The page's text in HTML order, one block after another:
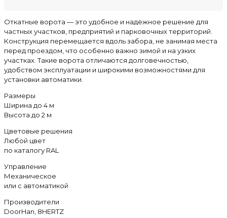
Откатные ворота — это удобное и надёжное решение для
частных участков, предприятий и парковочных территорий.
Конструкция перемещается вдоль забора, не занимая места
перед проездом, что особенно важно зимой и на узких
участках. Такие ворота отличаются долговечностью,
удобством эксплуатации и широкими возможностями для
установки автоматики.
Размеры
Ширина до 4 м
Высота до 2 м
Цветовые решения
Любой цвет
по каталогу RAL
Управление
Механическое
или с автоматикой
Производители
DoorHan, 8HERTZ